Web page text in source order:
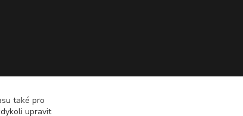
také pro
upravit